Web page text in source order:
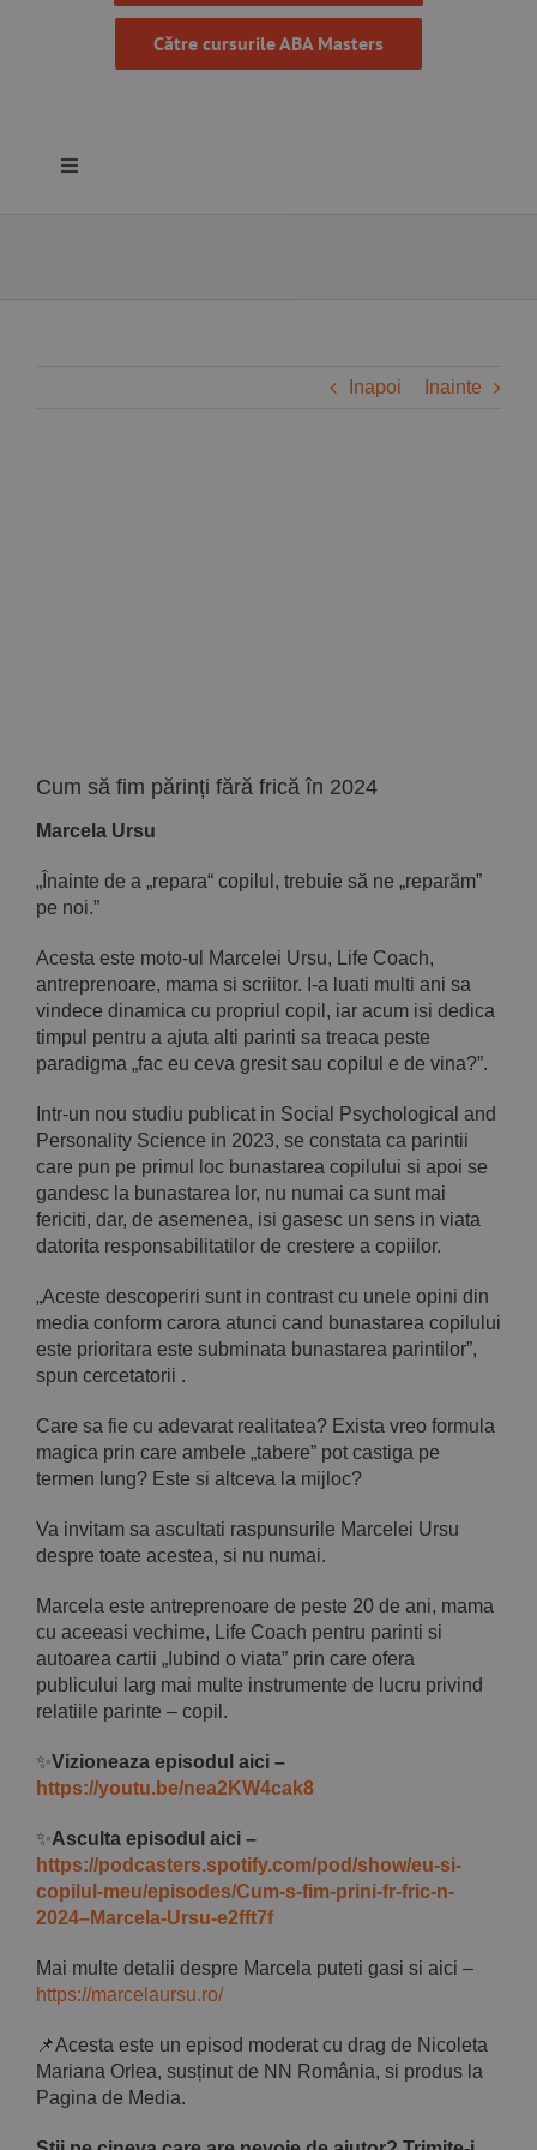
Către cursurile ABA Masters
Toggle
Magazin
Inapoi Inainte
Cum să fim părinți fără frică în 2024
Marcela Ursu
„Înainte de a „repara“ copilul, trebuie să ne „reparăm”
pe noi.”
Acesta este moto-ul Marcelei Ursu, Life Coach,
antreprenoare, mama si scriitor. I-a luati multi ani sa
vindece dinamica cu propriul copil, iar acum isi dedica
timpul pentru a ajuta alti parinti sa treaca peste
paradigma „fac eu ceva gresit sau copilul e de vina?”.
Intr-un nou studiu publicat in Social Psychological and
Personality Science in 2023, se constata ca parintii
care pun pe primul loc bunastarea copilului si apoi se
gandesc la bunastarea lor, nu numai ca sunt mai
fericiti, dar, de asemenea, isi gasesc un sens in viata
datorita responsabilitatilor de crestere a copiilor.
„Aceste descoperiri sunt in contrast cu unele opini din
media conform carora atunci cand bunastarea copilului
este prioritara este subminata bunastarea parintilor”,
spun cercetatorii .
Care sa fie cu adevarat realitatea? Exista vreo formula
magica prin care ambele „tabere” pot castiga pe
termen lung? Este si altceva la mijloc?
Va invitam sa ascultati raspunsurile Marcelei Ursu
despre toate acestea, si nu numai.
Marcela este antreprenoare de peste 20 de ani, mama
cu aceeasi vechime, Life Coach pentru parinti si
autoarea cartii „Iubind o viata” prin care ofera
publicului larg mai multe instrumente de lucru privind
relatiile parinte – copil.
✨Vizioneaza episodul aici –
https://youtu.be/nea2KW4cak8
✨Asculta episodul aici –
https://podcasters.spotify.com/pod/show/eu-si-
copilul-meu/episodes/Cum-s-fim-prini-fr-fric-n-
2024–Marcela-Ursu-e2fft7f
Mai multe detalii despre Marcela puteti gasi si aici –
https://marcelaursu.ro/
📌Acesta este un episod moderat cu drag de Nicoleta
Mariana Orlea, susținut de NN România, si produs la
Pagina de Media.